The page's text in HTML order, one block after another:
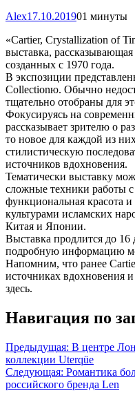
Alex17.10.201901 минуты
«Cartier, Crystallization of
выставка,
созданных с 1970 года.
В экспозиции
Collectionю. Обычно
тщательно отобраны для
Фокусируясь на
рассказывает зрителю о
то новое для каждой из
стилистическую
источников вдохновения.
Тематически выставку
сложные техники работы
функциональная красота
культурами исламских
Китая и Японии.
Выставка продлится до 16
подробную информацию
Напомним, что ранее
источниках вдохновения
здесь.
Навигация по
Предыдущая: В центре
коллекции Uterqüe
Следующая: Романтика
российского бренда Len